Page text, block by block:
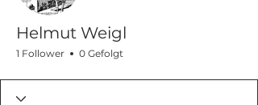
Helmut Weigl
1 Follower 0 Gefolgt